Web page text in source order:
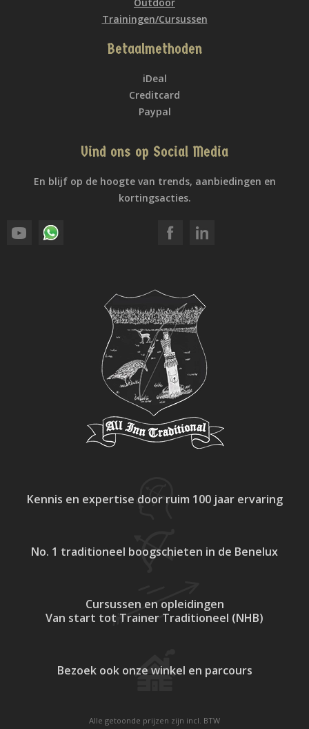
Trainingen/Cursussen
Betaalmethoden
iDeal
Creditcard
Paypal
Vind ons op Social Media
En blijf op de hoogte van trends, aanbiedingen en
kortingsacties.
Kennis en expertise door ruim 100 jaar ervaring
No. 1 traditioneel boogschieten in de Benelux
Cursussen en opleidingen
Van start tot Trainer Traditioneel (NHB)
Bezoek ook onze winkel en parcours
Alle getoonde prijzen zijn incl. BTW